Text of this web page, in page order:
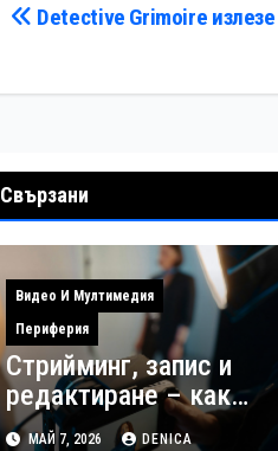
Навигация
Detective Grimoire излезе
Свързани
Видео И Мултимедия
Периферия
Стрийминг, запис и
редактиране – как
да управлявате
МАЙ 7, 2026 DENICA